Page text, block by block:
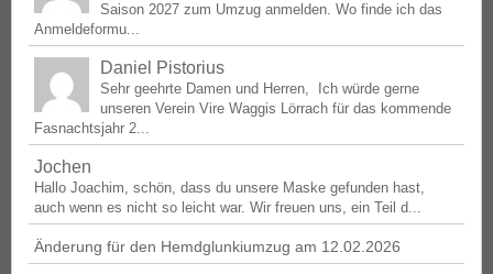
Saison 2027 zum Umzug anmelden. Wo finde ich das
Anmeldeformu...
Daniel Pistorius
Sehr geehrte Damen und Herren, Ich würde gerne
unseren Verein Vire Waggis Lörrach für das kommende
Fasnachtsjahr 2...
Jochen
Hallo Joachim, schön, dass du unsere Maske gefunden hast,
auch wenn es nicht so leicht war. Wir freuen uns, ein Teil d...
Änderung für den Hemdglunkiumzug am 12.02.2026